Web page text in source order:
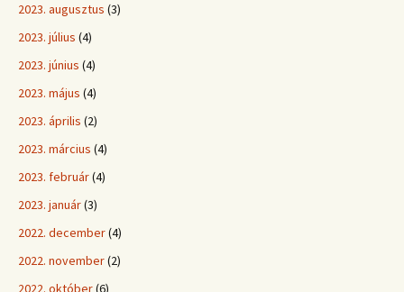
2023. augusztus (3)
2023. július (4)
2023. június (4)
2023. május (4)
2023. április (2)
2023. március (4)
2023. február(4)
2023. január(3)
2022. december(4)
2022. november(2)
2022. október(6)